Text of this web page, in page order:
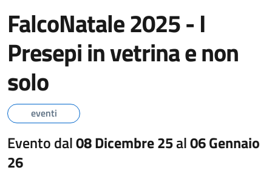
FalcoNatale 2025 - I
Presepi in vetrina e non
solo
eventi
Evento dal08 Dicembre 25al06 Gennaio
26